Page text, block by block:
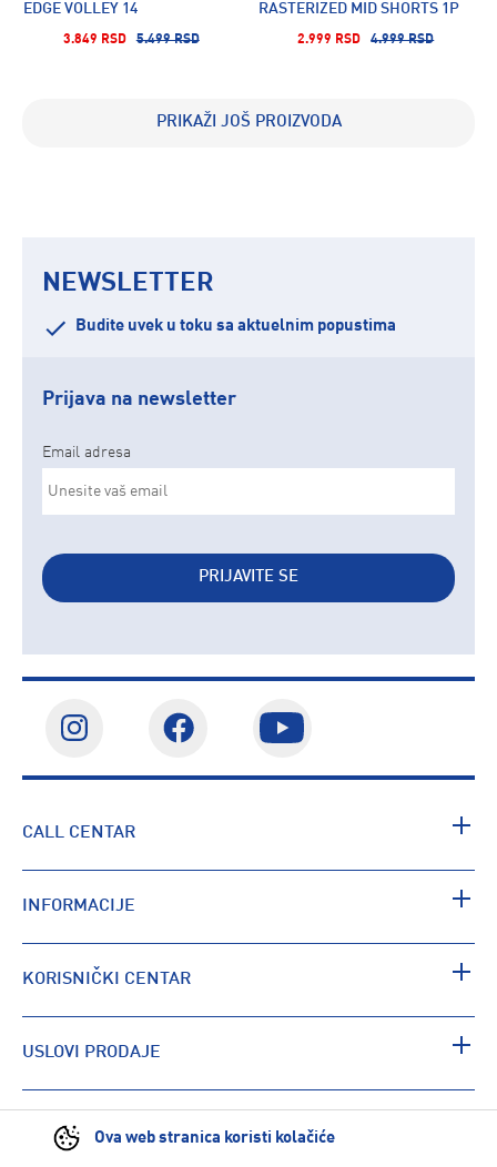
Ova web stranica koristi kolačiće
EDGE VOLLEY 14
3.849 RSD 5.499 RSD
RASTERIZED MID SHORTS 1P
2.999 RSD 4.999 RSD
PRIKAŽI JOŠ PROIZVODA
NEWSLETTER
Budite uvek u toku sa aktuelnim popustima
Prijava na newsletter
Email adresa
PRIJAVITE SE
CALL CENTAR
INFORMACIJE
KORISNIČKI CENTAR
USLOVI PRODAJE
PRONAĐI RADNJU